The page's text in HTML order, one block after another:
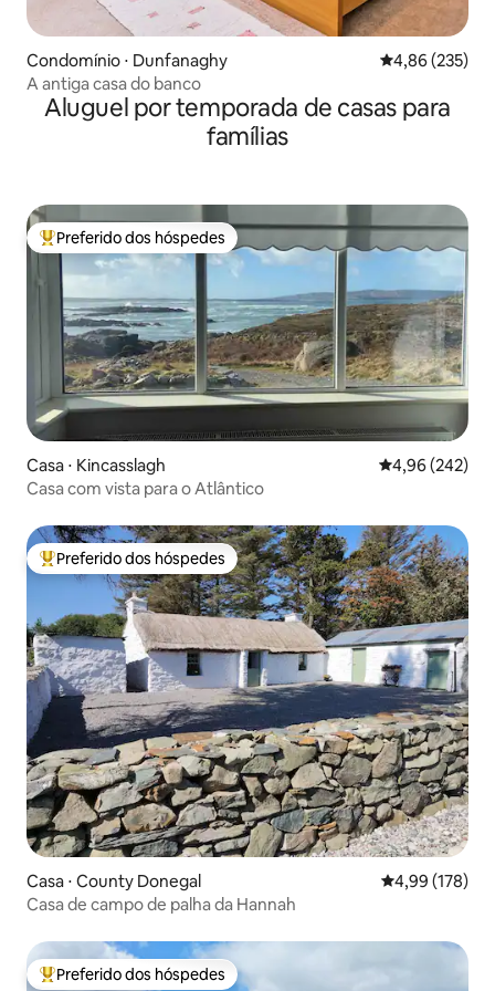
Condomínio ⋅ Dunfanaghy 4,86 de uma
4,86 (235)
A antiga casa do banco
Aluguel por temporada de casas para
famílias
Entre os melhores preferidos dos hóspedes
Preferido dos hóspedes
Casa ⋅ Kincasslagh 4,96 de uma
4,96 (242)
Casa com vista para o Atlântico
Entre os melhores preferidos dos hóspedes
Preferido dos hóspedes
Casa ⋅ County Donegal 4,99 de uma
4,99 (178)
Casa de campo de palha da Hannah
Entre os melhores preferidos dos hóspedes
Preferido dos hóspedes